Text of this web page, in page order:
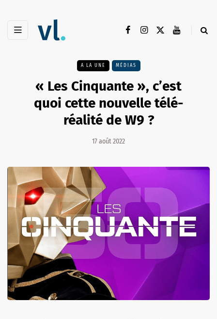
A LA UNE MÉDIAS
« Les Cinquante », c’est
quoi cette nouvelle télé-
réalité de W9 ?
17 août 2022